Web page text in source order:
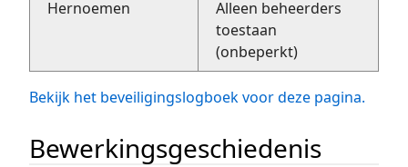
Hernoemen
Alleen beheerders
toestaan
(onbeperkt)
Bekijk het beveiligingslogboek voor deze pagina.
Bewerkingsgeschiedenis